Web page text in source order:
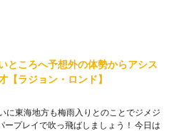
ところへ予想外の体勢からアシス
【ラジョン・ロンド】
に東海地方も梅雨入りとのことでジメジ
ープレイで吹っ飛ばしましょう！ 今日は